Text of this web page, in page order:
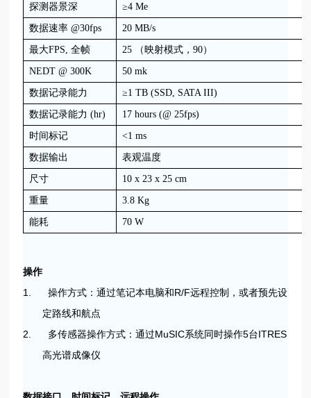
探测器景深 ≥4 Me
数据速率 @30fps 20 MB/s
最大FPS, 全帧 25 （映射模式，90）
NEDT @ 300K 50 mk
数据记录能力 ≥1 TB (SSD, SATA III)
数据记录能力 (hr) 17 hours (@ 25fps)
时间标记 <1 ms
数据输出 表观温度
尺寸 10 x 23 x 25 cm
重量 3.8 Kg
能耗 70 W
操作
1. 操作方式：通过笔记本电脑和R/F远程控制，或者预先设
定路线和航点
2. 多传感器操作方式：通过MuSIC系统同时操作5台ITRES
高光谱成像仪